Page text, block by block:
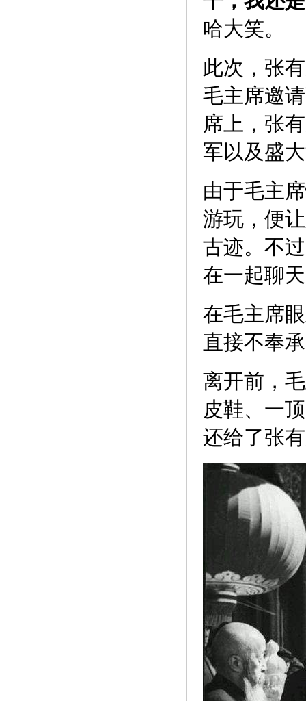
哈大笑。
此次，张
毛主席邀
席上，张
军以及盛
由于毛主
游玩，便
古迹。不
在一起聊
在毛主席
直接不奉
离开前，
皮鞋、一
还给了张